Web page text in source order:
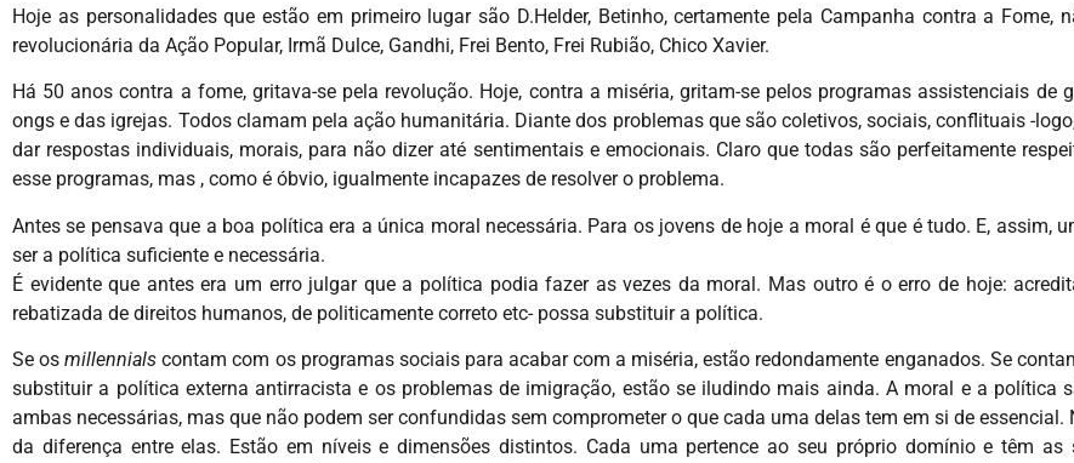
Hoje as personalidades que estão em primeiro lugar são D.Helder, Betinho, certamente pela Campanha contra a Fome,
revolucionária da Ação Popular, Irmã Dulce, Gandhi, Frei Bento, Frei Rubião, Chico Xavier.
Há 50 anos contra a fome, gritava-se pela revolução. Hoje, contra a miséria, gritam-se pelos programas assistenciais de
ongs e das igrejas. Todos clamam pela ação humanitária. Diante dos problemas que são coletivos, sociais, conflituais -
dar respostas individuais, morais, para não dizer até sentimentais e emocionais. Claro que todas são perfeitamente
esse programas, mas , como é óbvio, igualmente incapazes de resolver o problema.
Antes se pensava que a boa política era a única moral necessária. Para os jovens de hoje a moral é que é tudo. E, assim,
ser a política suficiente e necessária.
É evidente que antes era um erro julgar que a política podia fazer as vezes da moral. Mas outro é o erro de hoje:
rebatizada de direitos humanos, de politicamente correto etc- possa substituir a política.
Se osmillennials contam com os programas sociais para acabar com a miséria, estão redondamente enganados. Se
substituir a política externa antirracista e os problemas de imigração, estão se iludindo mais ainda. A moral e a política
ambas necessárias, mas que não podem ser confundidas sem comprometer o que cada uma delas tem em si de essencial.
da diferença entre elas. Estão em níveis e dimensões distintos. Cada uma pertence ao seu próprio domínio e têm as